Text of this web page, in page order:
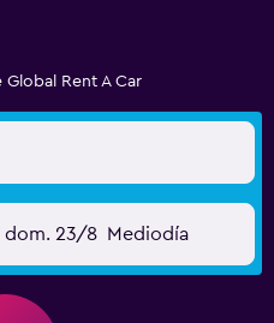
Rent A Car
dom. 23/8 Mediodía